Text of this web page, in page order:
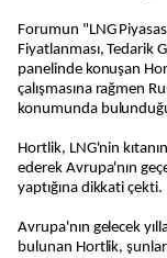
Forumun "LNG
Fiyatlanması, Tedarik
panelinde konuşan
çalışmasına rağmen
konumunda
Hortlik, LNG'nin
ederek Avrupa'nın
yaptığına dikkati çekti.
Avrupa'nın gelecek
bulunan Hortlik,